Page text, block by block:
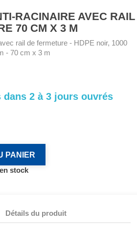
RACINAIRE AVEC RAIL
70 CM X 3 M
rail de fermeture - HDPE noir, 1000
- 70 cm x 3 m
dans 2 à 3 jours ouvrés
PANIER
stock
Détails du produit